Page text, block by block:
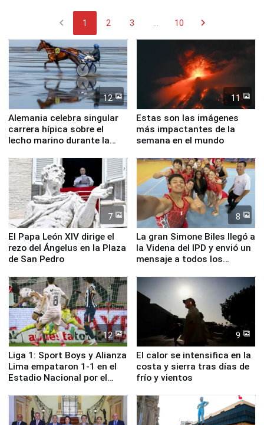
chevron_left 1 2 3 10 chevron_right
12
Alemania celebra singular
carrera hípica sobre el
lecho marino durante la
11
Estas son las imágenes
más impactantes de la
semana en el mundo
7
El Papa León XIV dirige el
rezo del Ángelus en la Plaza
de San Pedro
8
La gran Simone Biles llegó a
la Videna del IPD y envió un
mensaje a todos los
12
Liga 1: Sport Boys y Alianza
Lima empataron 1-1 en el
Estadio Nacional por el
9
El calor se intensifica en la
costa y sierra tras días de
frío y vientos